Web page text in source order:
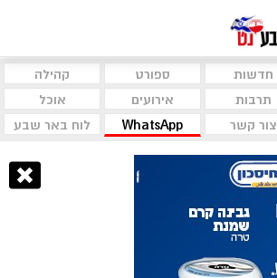
חדשות ספורט
קהילה
תרבות אירועים
אוכל
צור קשר WhatsApp לוח באר שבע